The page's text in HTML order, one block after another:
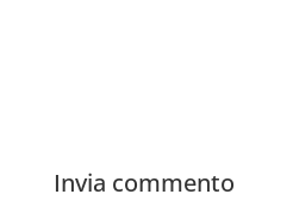
Invia commento